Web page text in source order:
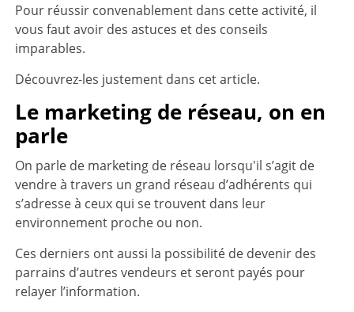
Pour réussir convenablement dans cette activité, il
vous faut avoir des astuces et des conseils
imparables.
Découvrez-les justement dans cet article.
Le marketing de réseau, on en
parle
On parle de marketing de réseau lorsqu'il s’agit de
vendre à travers un grand réseau d’adhérents qui
s’adresse à ceux qui se trouvent dans leur
environnement proche ou non.
Ces derniers ont aussi la possibilité de devenir des
parrains d’autres vendeurs et seront payés pour
relayer l’information.